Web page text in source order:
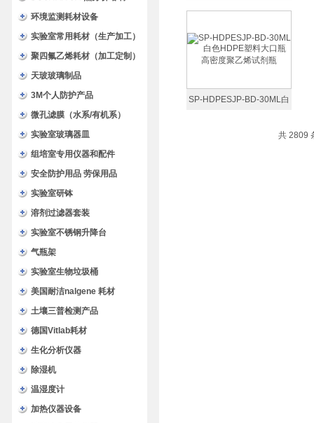
环境监测耗材设备
实验室常用耗材（生产加工）
聚四氟乙烯耗材（加工定制）
天玻玻璃制品
3M个人防护产品
微孔滤膜（水系/有机系）
实验室玻璃器皿
组培室专用仪器和配件
安全防护用品 劳保用品
实验室研钵
溶剂过滤器套装
实验室不锈钢升降台
气瓶架
实验室生物垃圾桶
美国耐洁nalgene 耗材
土壤三普检测产品
德国Vitlab耗材
生化分析仪器
除湿机
温湿度计
加热仪器设备
色HDPE塑料小口瓶 高密度
SP-HDPESJP-BD-30ML白
共 2809